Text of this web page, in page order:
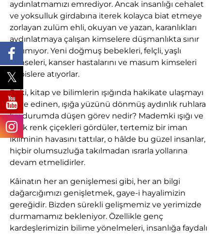
aydınlatmamızı emrediyor. Ancak insanlığı cehalet
ve yoksulluk girdabına iterek kolayca biat etmeye
zorlayan zulüm ehli, okuyan ve yazan, karanlıkları
aydınlatmaya çalışan kimselere düşmanlıkta sınır
tanımıyor. Yeni doğmuş bebekleri, felçli, yaşlı
kimseleri, kanser hastalarını ve masum kimseleri
hapislere atıyorlar.
Peki, kitap ve bilimlerin ışığında hakikate ulaşmayı
gaye edinen, ışığa yüzünü dönmüş aydınlık ruhlara
bu durumda düşen görev nedir? Mademki ışığı ve
renk renk çiçekleri gördüler, tertemiz bir iman
ikliminin havasını tattılar, o hâlde bu güzel insanlar,
hiçbir olumsuzluğa takılmadan ısrarla yollarına
devam etmelidirler.
Kâinatın her an genişlemesi gibi, her an bilgi
dağarcığımızı genişletmek, gaye-i hayalimizin
gereğidir. Bizden sürekli gelişmemiz ve yerimizde
durmamamız bekleniyor. Özellikle genç
kardeşlerimizin bilime yönelmeleri, insanlığa faydalı